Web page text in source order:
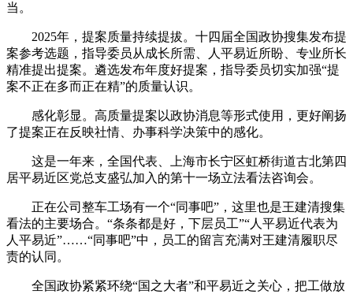
当。
2025年，提案质量持续提拔。十四届全国政协搜集发布提
案参考选题，指导委员从成长所需、人平易近所盼、专业所长
精准提出提案。遴选发布年度好提案，指导委员切实加强“提
案不正在多而正在精”的质量认识。
感化彰显。高质量提案以政协消息等形式使用，更好阐扬
了提案正在反映社情、办事科学决策中的感化。
这是一年来，全国代表、上海市长宁区虹桥街道古北第四
居平易近区党总支盛弘加入的第十一场立法看法咨询会。
正在公司整车工场有一个“同事吧”，这里也是王建清搜集
看法的主要场合。“条条都是好，下层员工”“人平易近代表为
人平易近”……“同事吧”中，员工的留言充满对王建清履职尽
责的认同。
全国政协紧紧环绕“国之大者”和平易近之关心，把工做放